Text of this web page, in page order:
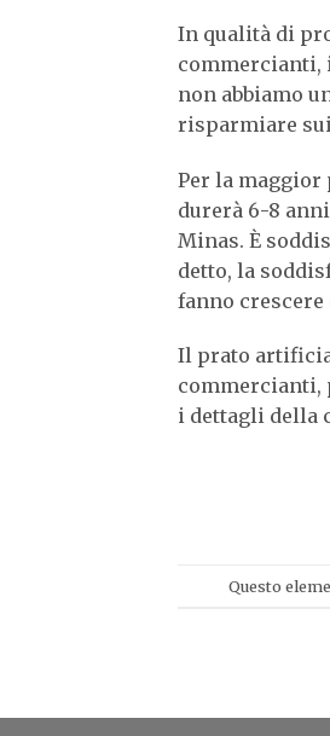
In qualità di
commercianti,
non abbiamo
risparmiare
Per la maggior
durerà 6-8
Minas. È
detto, la
fanno
Il prato
commercianti,
i dettagli della
Questo